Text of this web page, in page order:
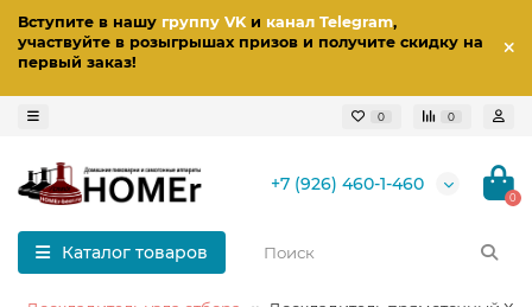
Вступите в нашу группу VKи канал Telegram,
участвуйте в розыгрышах призов и получите скидку на
первый заказ!
0 0
+7 (926) 460-1-460
0
Каталог товаров